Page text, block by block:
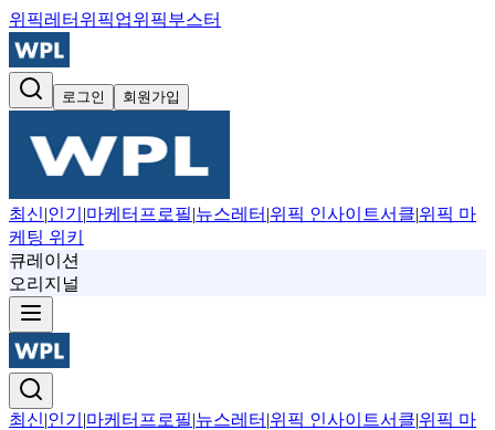
위픽레터 위픽업위픽부스터
로그인 회원가입
최신|인기 |마케터프로필|뉴스레터 |위픽 인사이트서클|위픽 마
케팅 위키
큐레이션
오리지널
최신|인기 |마케터프로필|뉴스레터 |위픽 인사이트서클|위픽 마